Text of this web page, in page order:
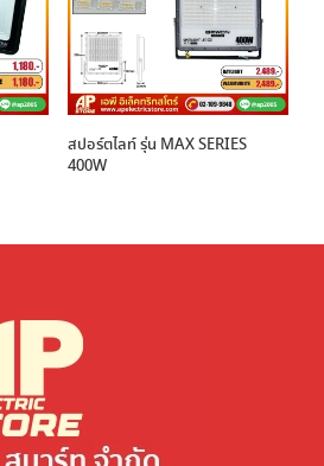
สปอร์ตไลท์ รุ่น MAX SERIES
400W